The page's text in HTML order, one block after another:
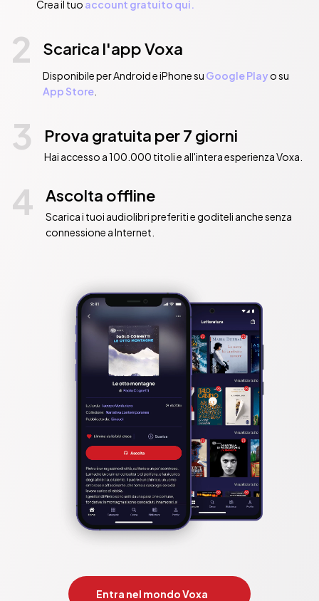
Crea il tuo account gratuito qui.
2 Scarica l'app Voxa
Disponibile per Android e iPhone su Google Playo su
App Store.
3 Prova gratuita per 7 giorni
Hai accesso a 100.000 titoli e all'intera esperienza Voxa.
4 Ascolta offline
Scarica i tuoi audiolibri preferiti e goditeli anche senza
connessione a Internet.
Entra nel mondo Voxa